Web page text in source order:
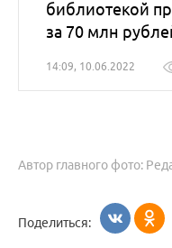
библиотекой
за 70 млн
14:09, 10.06.2022
Автор главного фото:
Поделиться: